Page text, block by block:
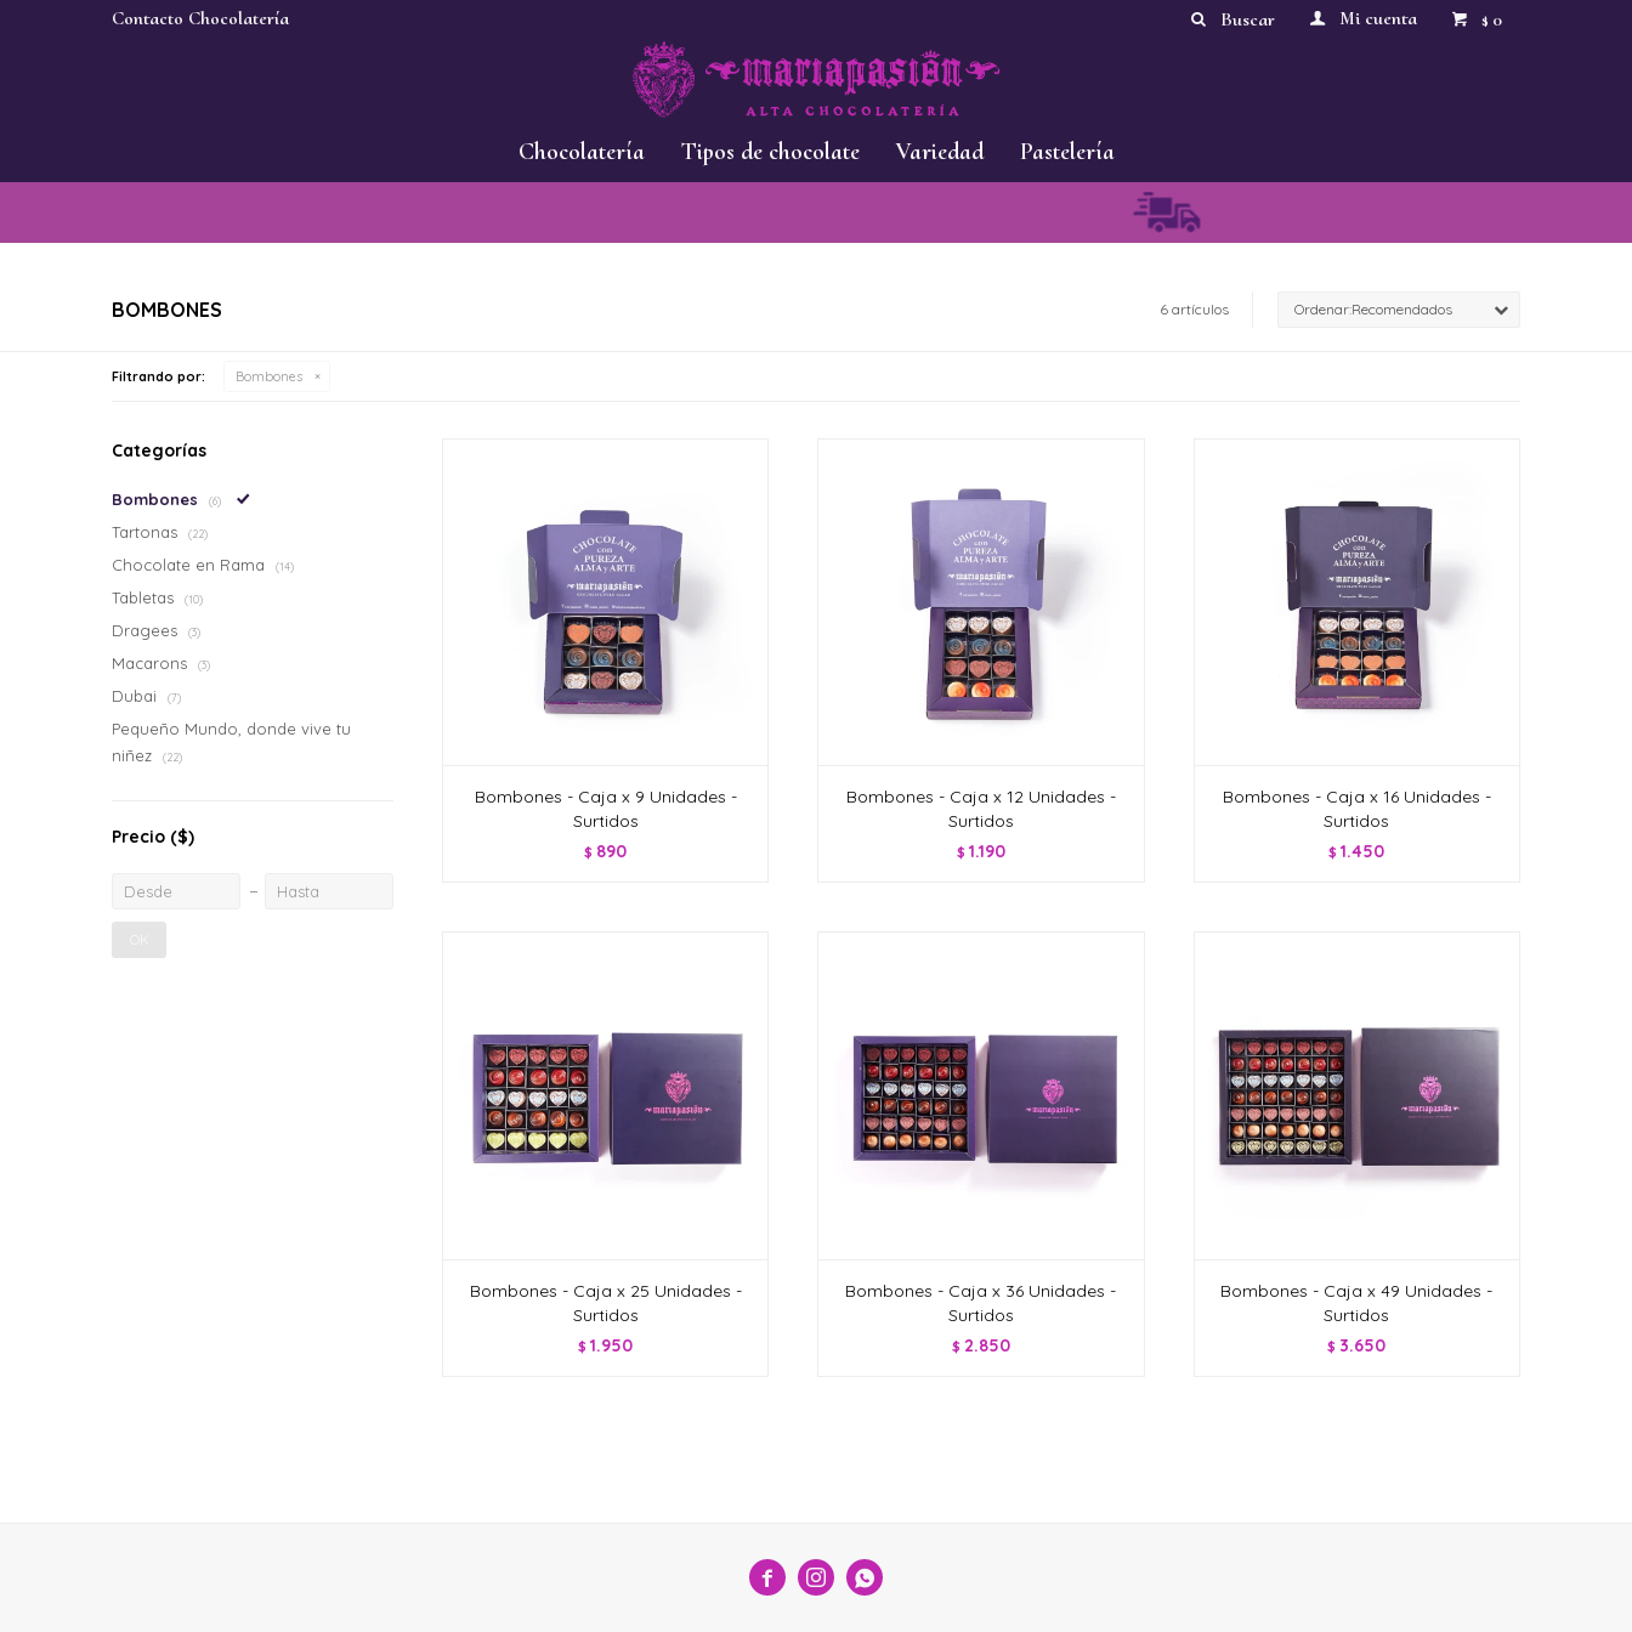
Chocolatería Tipos de chocolate Variedad Pastelería
$ 0
Contacto Chocolatería
BOMBONES 6 artículos Recomendados
Filtrando por: Bombones
Bombones - Caja x 9 Unidades -
Surtidos
$ 890
Bombones - Caja x 12 Unidades -
Surtidos
$ 1.190
Bombones - Caja x 16 Unidades -
Surtidos
$ 1.450
Bombones - Caja x 25 Unidades -
Surtidos
$ 1.950
Bombones - Caja x 36 Unidades -
Surtidos
$ 2.850
Bombones - Caja x 49 Unidades -
Surtidos
$ 3.650
Categorías
Bombones (6)
Tartonas (22)
Chocolate en Rama (14)
Tabletas (10)
Dragees (3)
Macarons (3)
Dubai (7)
Pequeño Mundo, donde vive tu
niñez
(22)
Precio ($)
  